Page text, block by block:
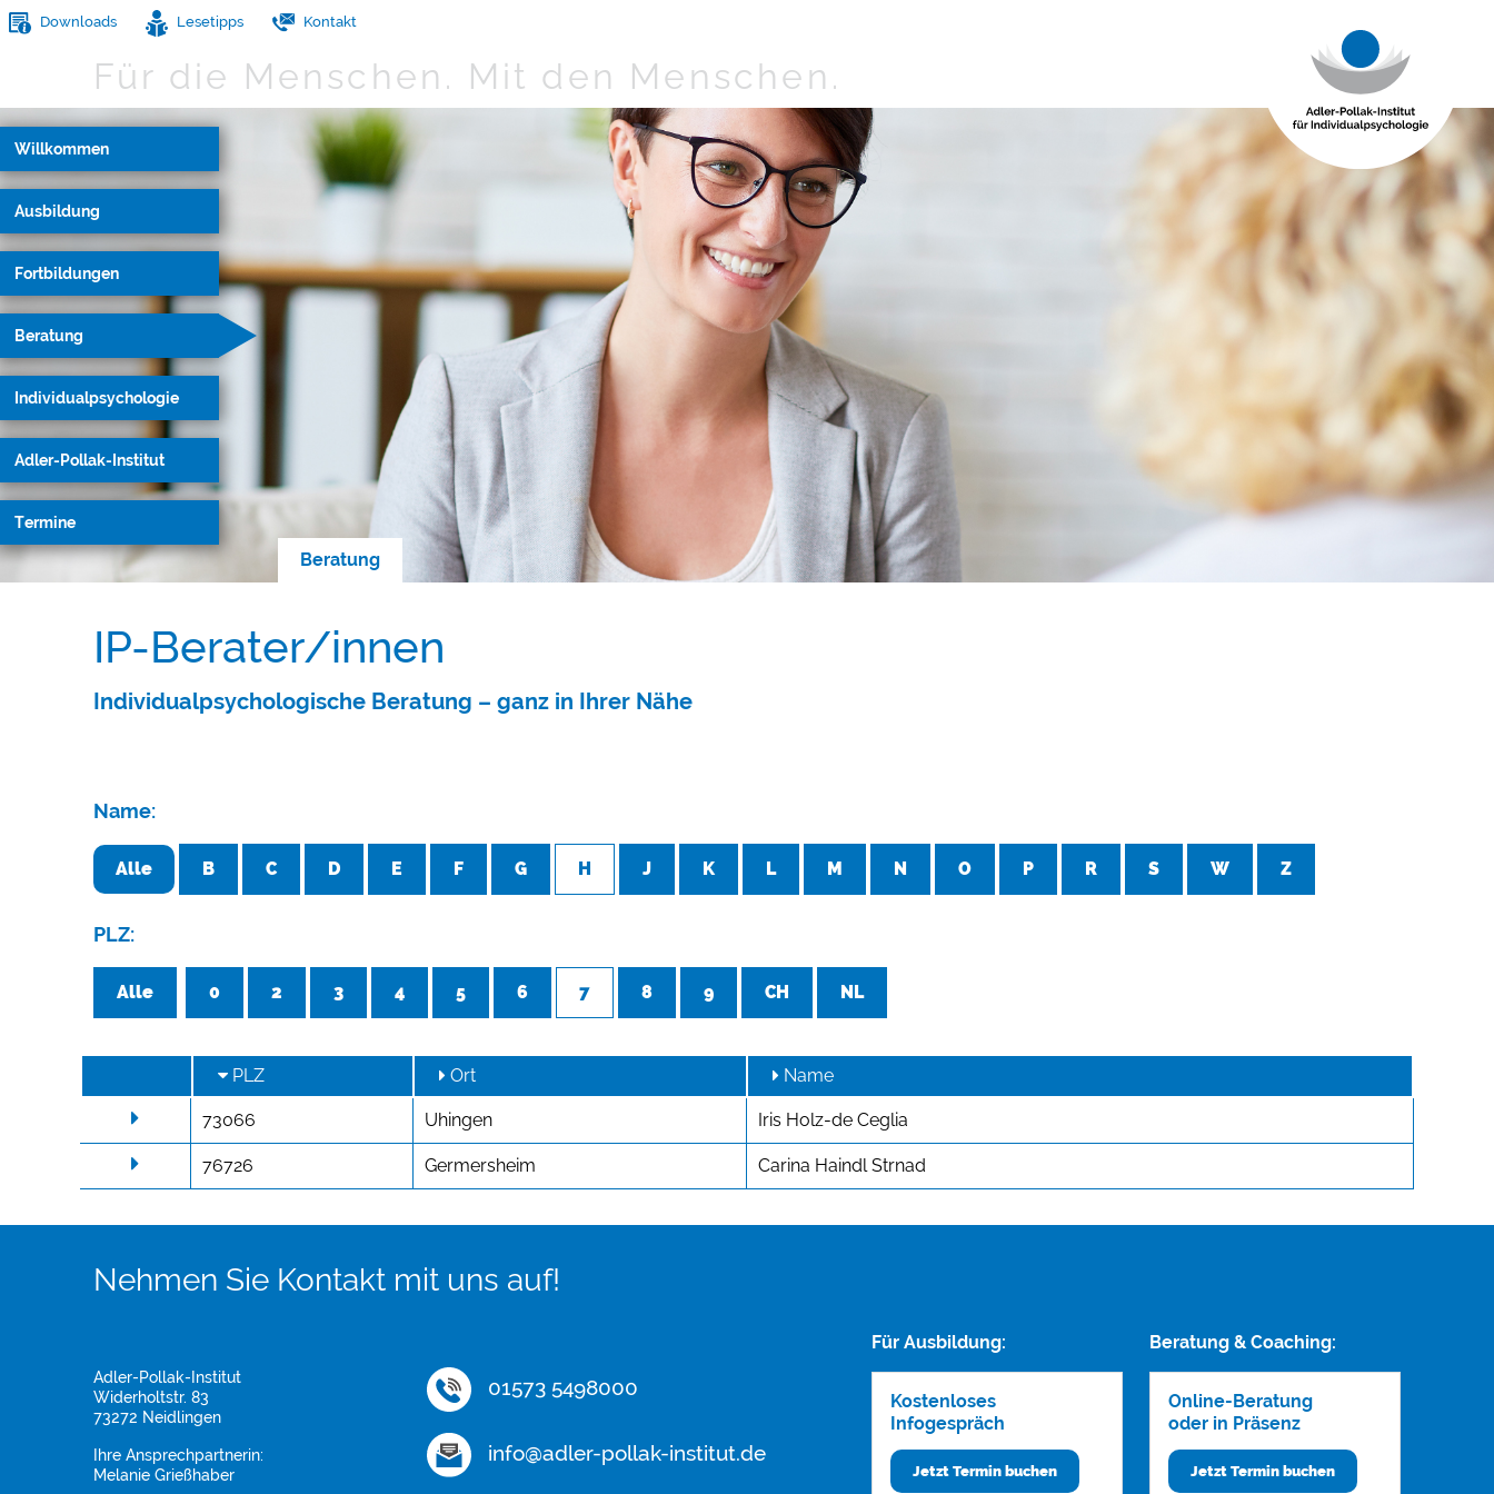
Downloads Lesetipps Kontakt
Für die Menschen. Mit den Menschen.
Willkommen
Ausbildung
Fortbildungen
Beratung
Individualpsychologie
Adler-Pollak-Institut
Termine
Beratung
IP-Berater/innen
Individualpsychologische Beratung – ganz in Ihrer Nähe
Name:
Alle B C D E F G H J K L M N O P R S W Z
PLZ:
Alle 0 2 3 4 5 6 7 8 9 CH NL
PLZ Ort Name
73066 Uhingen Iris Holz-de Ceglia
76726 Germersheim Carina Haindl Strnad
Nehmen Sie Kontakt mit uns auf!
Adler-Pollak-Institut
Widerholtstr. 83
73272 Neidlingen
Ihre Ansprechpartnerin:
Melanie Grießhaber
01573 5498000
info@adler-pollak-institut.de
Für Ausbildung:
Kostenloses
Infogespräch
Jetzt Termin buchen
Beratung & Coaching:
Online-Beratung
oder in Präsenz
Jetzt Termin buchen